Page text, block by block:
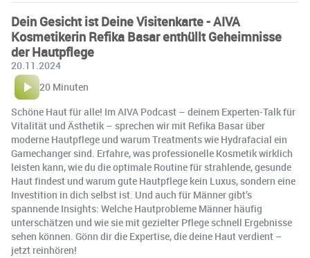
Dein Gesicht ist Deine Visitenkarte - AIVA
Kosmetikerin Refika Basar enthüllt Geheimnisse
der Hautpflege
20.11.2024
20 Minuten
Schöne Haut für alle! Im AIVA Podcast – deinem Experten-Talk für
Vitalität und Ästhetik – sprechen wir mit Refika Basar über
moderne Hautpflege und warum Treatments wie Hydrafacial ein
Gamechanger sind. Erfahre, was professionelle Kosmetik wirklich
leisten kann, wie du die optimale Routine für strahlende, gesunde
Haut findest und warum gute Hautpflege kein Luxus, sondern eine
Investition in dich selbst ist. Und auch für Männer gibt’s
spannende Insights: Welche Hautprobleme Männer häufig
unterschätzen und wie sie mit gezielter Pflege schnell Ergebnisse
sehen können. Gönn dir die Expertise, die deine Haut verdient –
jetzt reinhören!